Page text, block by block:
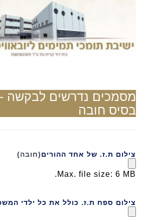
מסמכים נדרשים לבקשה
בסיס חובה
צילום ת.ז. של אחד ההורים(חובה)
Max. file size: 6 MB.
צילום ספח ת.ז. כולל את כל ילדי